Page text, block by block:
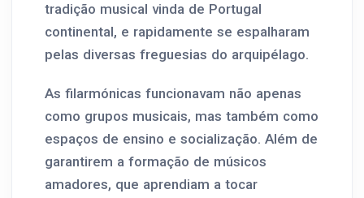
tradição musical vinda de Portugal
continental, e rapidamente se espalharam
pelas diversas freguesias do arquipélago.
As filarmónicas funcionavam não apenas
como grupos musicais, mas também como
espaços de ensino e socialização. Além de
garantirem a formação de músicos
amadores, que aprendiam a tocar